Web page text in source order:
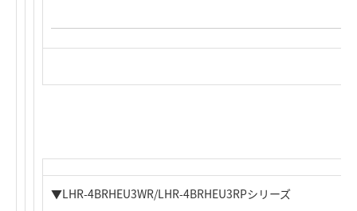
▼LHR-4BRHEU3WR/LHR-4BRHEU3RPシリーズ